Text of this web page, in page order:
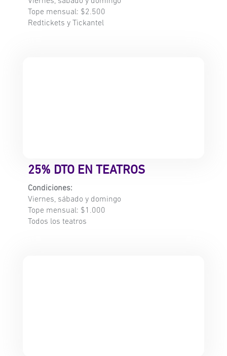
Tope mensual: $2.500
Redtickets y Tickantel
25% DTO EN TEATROS
Condiciones:
Viernes, sábado y domingo
Tope mensual: $1.000
Todos los teatros